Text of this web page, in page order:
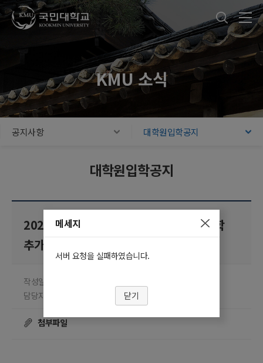
주메뉴 바로가기
본문내용 바로가기
푸터 바로가기
국민대학교
KMU 소식
공지사항 대학원입학공지
대학원입학공지
2025학년도 후기 아시아올림픽대학원 입학
추가 모집 안내(신설 대학원)
작성일 2025.07.14
담당자 김영준
☎ 02-910-4176 조회수
첨부파일
메세지
서버 요청을 실패하였습니다.
닫기